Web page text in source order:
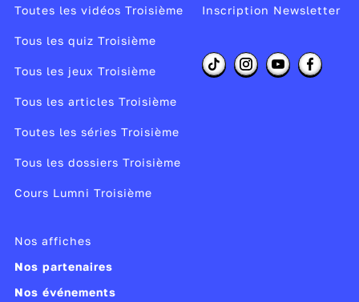
Toutes les vidéos Troisième
Tous les quiz Troisième
Tous les jeux Troisième
Tous les articles Troisième
Toutes les séries Troisième
Tous les dossiers Troisième
Cours Lumni Troisième
Inscription Newsletter
Nos affiches
Nos partenaires
Nos événements